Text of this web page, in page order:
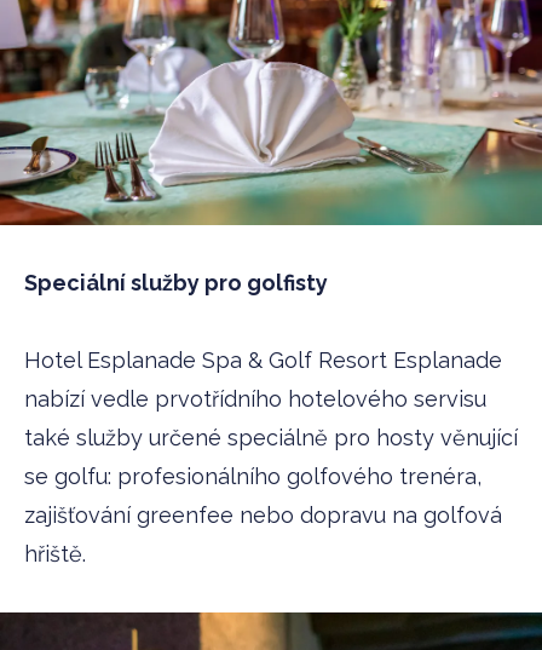
Speciální služby pro golfisty
Hotel Esplanade Spa & Golf Resort Esplanade
nabízí vedle prvotřídního hotelového servisu
také služby určené speciálně pro hosty věnující
se golfu: profesionálního golfového trenéra,
zajišťování greenfee nebo dopravu na golfová
hřiště.